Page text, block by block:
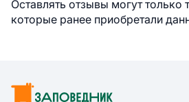
Оставлять отзывы могут только
которые ранее приобретали